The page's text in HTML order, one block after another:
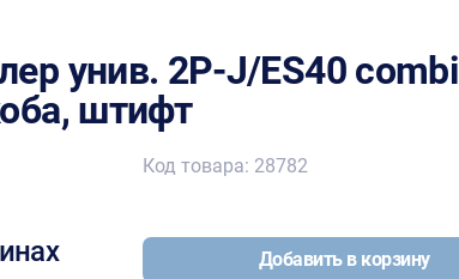
унив. 2P-J/ES40 combi
штифт
Код товара: 28782
Добавить в корзину